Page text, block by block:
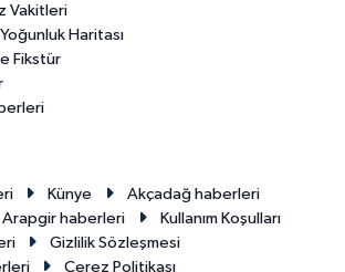
Vakitleri
Haritası
Fikstür
Künye
Akçadağ haberleri
Arapgir haberleri
Kullanım Koşulları
Gizlilik Sözleşmesi
Çerez Politikası